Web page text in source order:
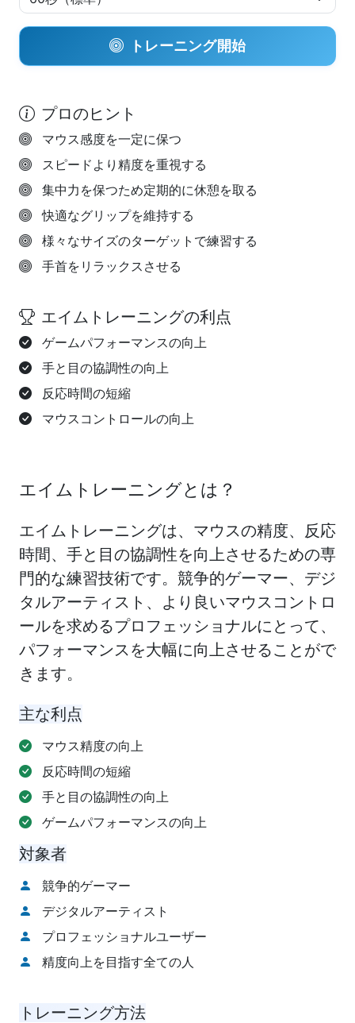
トレーニング開始
プロのヒント
マウス感度を一定に保つ
スピードより精度を重視する
集中力を保つため定期的に休憩を取る
快適なグリップを維持する
様々なサイズのターゲットで練習する
手首をリラックスさせる
エイムトレーニングの利点
ゲームパフォーマンスの向上
手と目の協調性の向上
反応時間の短縮
マウスコントロールの向上
エイムトレーニングとは？
エイムトレーニングは、マウスの精度、反応
時間、手と目の協調性を向上させるための専
門的な練習技術です。競争的ゲーマー、デジ
タルアーティスト、より良いマウスコントロ
ールを求めるプロフェッショナルにとって、
パフォーマンスを大幅に向上させることがで
きます。
主な利点
マウス精度の向上
反応時間の短縮
手と目の協調性の向上
ゲームパフォーマンスの向上
対象者
競争的ゲーマー
デジタルアーティスト
プロフェッショナルユーザー
精度向上を目指す全ての人
トレーニング方法